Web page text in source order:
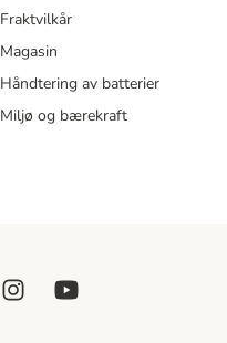
Fraktvilkår
Magasin
Håndtering av batterier
Miljø og bærekraft